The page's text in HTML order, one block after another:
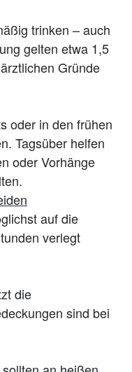
trinken – auch
gelten etwa 1,5
Gründe
oder in den frühen
Tagsüber helfen
oder Vorhänge
auf die
verlegt
die
sind bei